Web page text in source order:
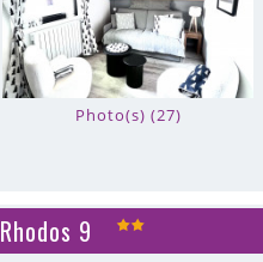
Photo(s) (27)
Rhodos 9